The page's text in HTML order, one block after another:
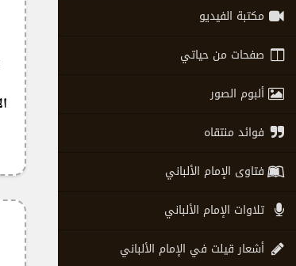
مكتبة الفيديو
صفحات من حياتي
ألبوم الصور
فوائد منتقاه
فتاوى الإمام الألباني
تلاوات الإمام الألباني
أشعار قيلت في الإمام الألباني